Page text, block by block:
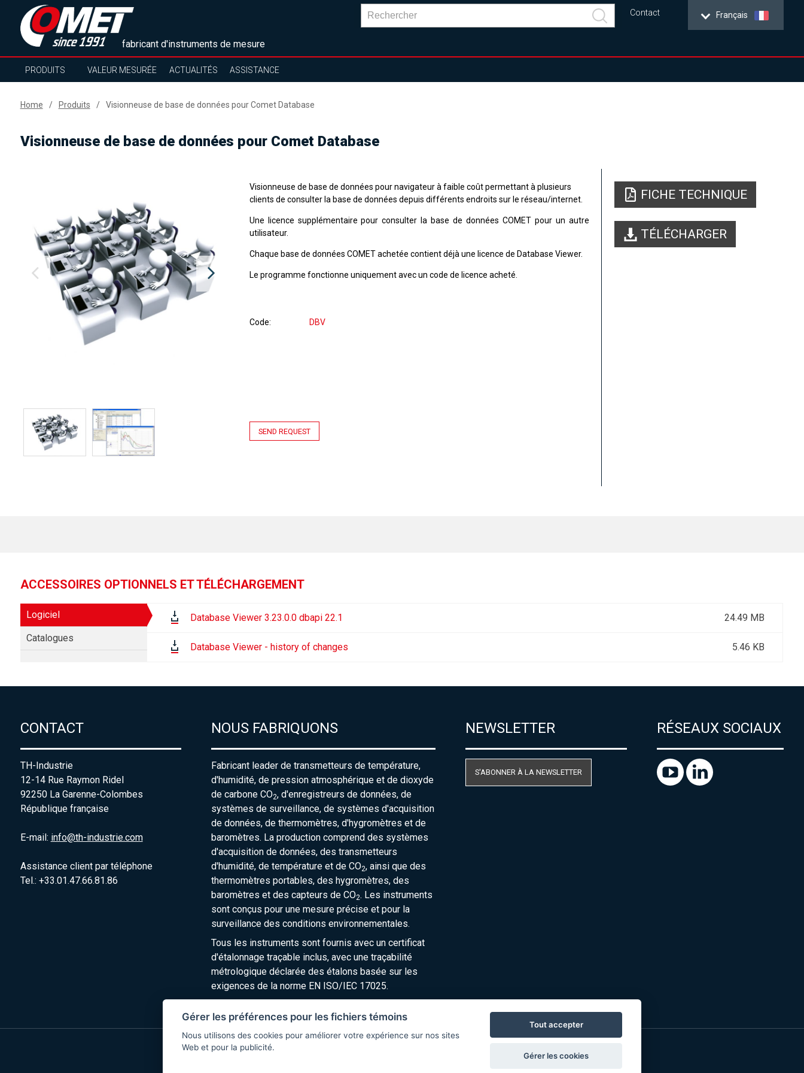
fabricant d'instruments de mesure
Français
Contact
PRODUITS VALEUR MESURÉE ACTUALITÉS ASSISTANCE
Home Produits Visionneuse de base de données pour Comet Database
Visionneuse de base de données pour Comet Database
Visionneuse de base de données pour navigateur à faible coût permettant à plusieurs
clients de consulter la base de données depuis différents endroits sur le réseau/internet.
Une licence supplémentaire pour consulter la base de données COMET pour un autre
utilisateur.
Chaque base de données COMET achetée contient déjà une licence de Database Viewer.
Le programme fonctionne uniquement avec un code de licence acheté.
Code DBV
SEND REQUEST
FICHE TECHNIQUE
TÉLÉCHARGER
ACCESSOIRES OPTIONNELS ET TÉLÉCHARGEMENT
Logiciel
Catalogues
Database Viewer 3.23.0.0 dbapi 22.1 24.49 MB
Database Viewer - history of changes 5.46 KB
CONTACT
TH-Industrie
12-14 Rue Raymon Ridel
92250 La Garenne-Colombes
République française
E-mail: info@th-industrie.com
Assistance client par téléphone
Tel.: +33.01.47.66.81.86
NOUS FABRIQUONS
Fabricant leader de transmetteurs de température,
d'humidité, de pression atmosphérique et de dioxyde
de carbone CO2, d'enregistreurs de données, de
systèmes de surveillance, de systèmes d'acquisition
de données, de thermomètres, d'hygromètres et de
baromètres. La production comprend des systèmes
d'acquisition de données, des transmetteurs
d'humidité, de température et de CO2, ainsi que des
thermomètres portables, des hygromètres, des
baromètres et des capteurs de CO2. Les instruments
sont conçus pour une mesure précise et pour la
surveillance des conditions environnementales.
Tous les instruments sont fournis avec un certificat
d'étalonnage traçable inclus, avec une traçabilité
métrologique déclarée des étalons basée sur les
exigences de la norme EN ISO/IEC 17025.
NEWSLETTER
S'ABONNER À LA NEWSLETTER
RÉSEAUX SOCIAUX
Spaneco
Gérer les préférences pour les fichiers témoins
Nous utilisons des cookies pour améliorer votre expérience sur nos sites
Web et pour la publicité.
Tout accepter
Gérer les cookies